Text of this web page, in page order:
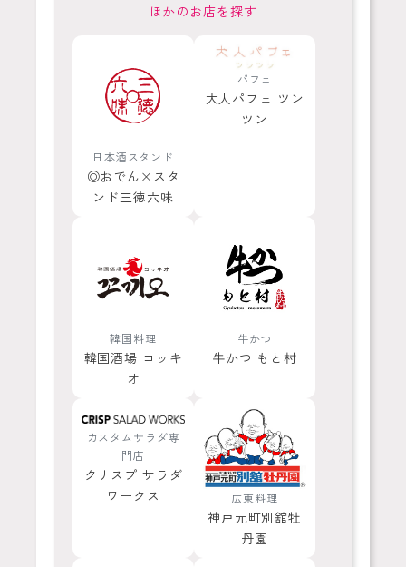
ほかのお店を探す
日本酒スタンド
◎おでん×スタ
ンド三徳六味
パフェ
大人パフェ ツン
ツン
韓国料理
韓国酒場 コッキ
オ
牛かつ
牛かつ もと村
カスタムサラダ専
門店
クリスプ サラダ
ワークス
広東料理
神戸元町別舘牡
丹園